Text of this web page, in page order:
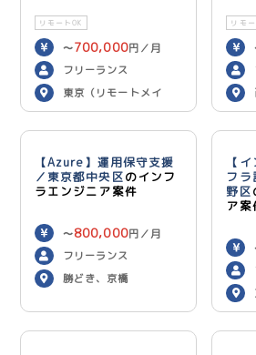
リモートOK
〜700,000円／月
フリーランス
東京（リモートメイ
ン）
リモー
【Azure】運用保守支援
／東京都中央区のインフ
ラエンジニア案件
〜800,000円／月
フリーランス
勝どき、京橋
【
フラ
野区
ア案